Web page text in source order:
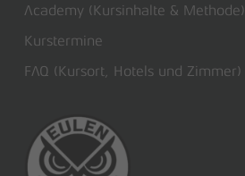
Academy (Kursinhalte & Methode)
Kurstermine
FAQ (Kursort, Hotels und Zimmer)